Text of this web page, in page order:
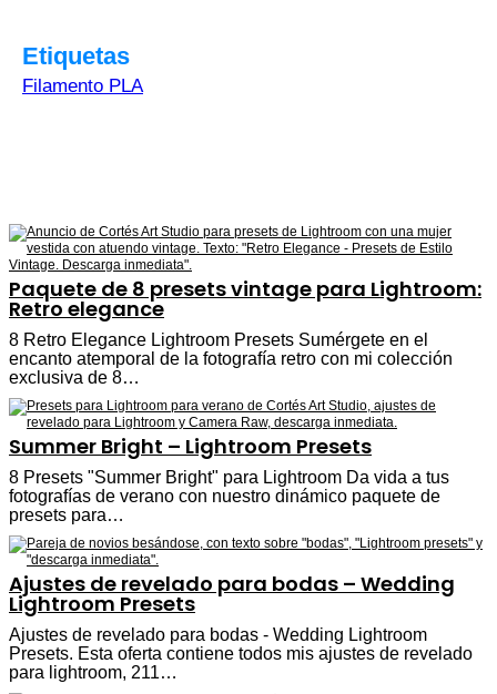
Etiquetas
Filamento PLA
Paquete de 8 presets vintage para Lightroom:
Retro elegance
8 Retro Elegance Lightroom Presets Sumérgete en el
encanto atemporal de la fotografía retro con mi colección
exclusiva de 8…
Summer Bright – Lightroom Presets
8 Presets "Summer Bright" para Lightroom Da vida a tus
fotografías de verano con nuestro dinámico paquete de
presets para…
Ajustes de revelado para bodas – Wedding
Lightroom Presets
Ajustes de revelado para bodas - Wedding Lightroom
Presets. Esta oferta contiene todos mis ajustes de revelado
para lightroom, 211…